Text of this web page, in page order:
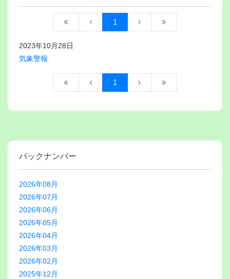
1
2023年10月28日
気象警報
1
バックナンバー
2026年08月
2026年07月
2026年06月
2026年05月
2026年04月
2026年03月
2026年02月
2025年12月